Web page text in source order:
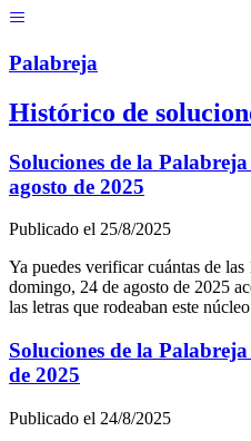
Palabreja
Histórico de
Soluciones de la Palabreja
agosto de 2025
Publicado el 25/8/2025
Ya puedes verificar cuántas de las
domingo, 24 de agosto de 2025
las letras que rodeaban este
Soluciones de la Palabreja
de 2025
Publicado el 24/8/2025